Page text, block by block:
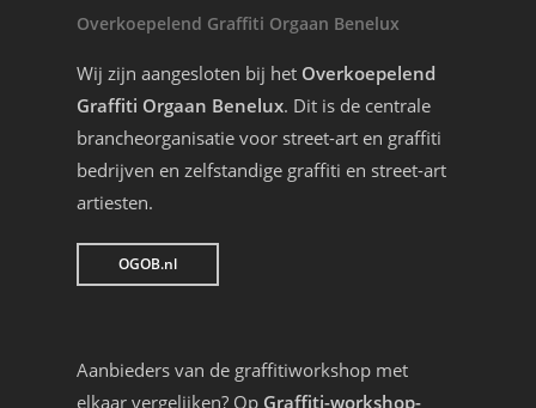
Overkoepelend Graffiti Orgaan Benelux
Wij zijn aangesloten bij het Overkoepelend
Graffiti Orgaan Benelux. Dit is de centrale
brancheorganisatie voor street-art en graffiti
bedrijven en zelfstandige graffiti en street-art
artiesten.
OGOB.nl
Aanbieders van de graffitiworkshop met
elkaar vergelijken? Op Graffiti-workshop-